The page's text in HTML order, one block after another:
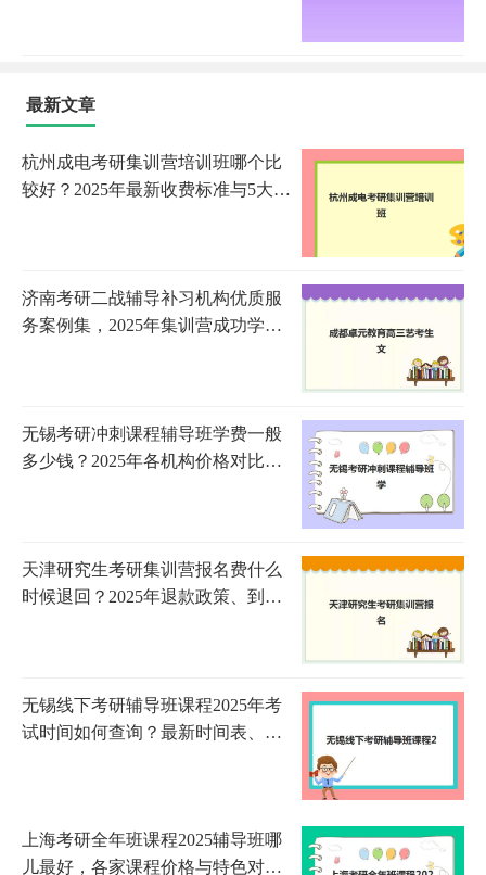
最新文章
杭州成电考研集训营培训班哪个比
较好？2025年最新收费标准与5大机
济南考研二战辅导补习机构优质服
务案例集，2025年集训营成功学员
无锡考研冲刺课程辅导班学费一般
多少钱？2025年各机构价格对比与
天津研究生考研集训营报名费什么
时候退回？2025年退款政策、到账
无锡线下考研辅导班课程2025年考
试时间如何查询？最新时间表、备
上海考研全年班课程2025辅导班哪
儿最好，各家课程价格与特色对比